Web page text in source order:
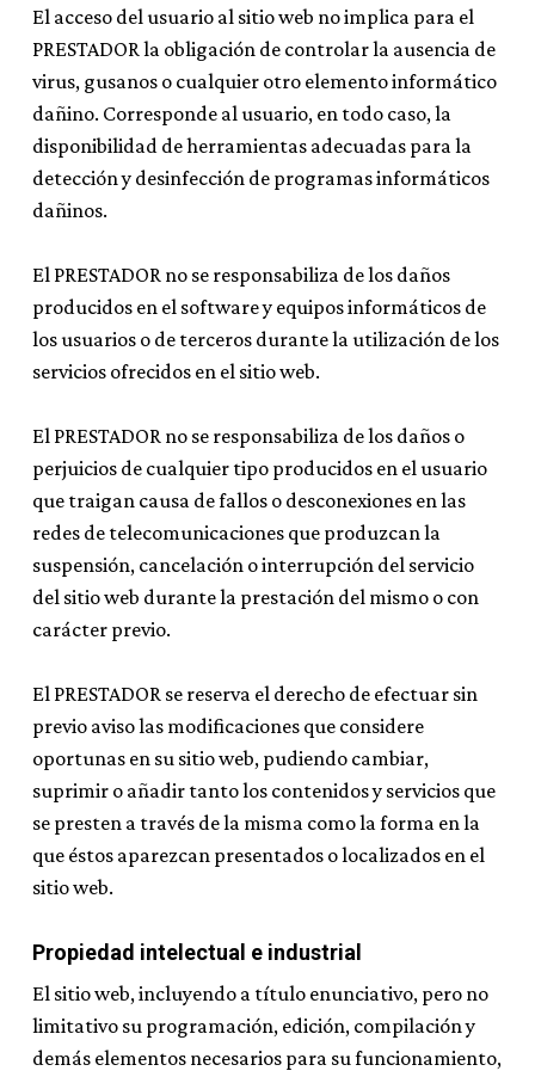
El acceso del usuario al sitio web no implica para el
PRESTADOR la obligación de controlar la ausencia de
virus, gusanos o cualquier otro elemento informático
dañino. Corresponde al usuario, en todo caso, la
disponibilidad de herramientas adecuadas para la
detección y desinfección de programas informáticos
dañinos.
El PRESTADOR no se responsabiliza de los daños
producidos en el software y equipos informáticos de
los usuarios o de terceros durante la utilización de los
servicios ofrecidos en el sitio web.
El PRESTADOR no se responsabiliza de los daños o
perjuicios de cualquier tipo producidos en el usuario
que traigan causa de fallos o desconexiones en las
redes de telecomunicaciones que produzcan la
suspensión, cancelación o interrupción del servicio
del sitio web durante la prestación del mismo o con
carácter previo.
El PRESTADOR se reserva el derecho de efectuar sin
previo aviso las modificaciones que considere
oportunas en su sitio web, pudiendo cambiar,
suprimir o añadir tanto los contenidos y servicios que
se presten a través de la misma como la forma en la
que éstos aparezcan presentados o localizados en el
sitio web.
Propiedad intelectual e industrial
El sitio web, incluyendo a título enunciativo, pero no
limitativo su programación, edición, compilación y
demás elementos necesarios para su funcionamiento,